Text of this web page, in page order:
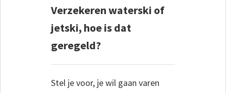
Verzekeren waterski of
jetski, hoe is dat
geregeld?
Stel je voor, je wil gaan varen